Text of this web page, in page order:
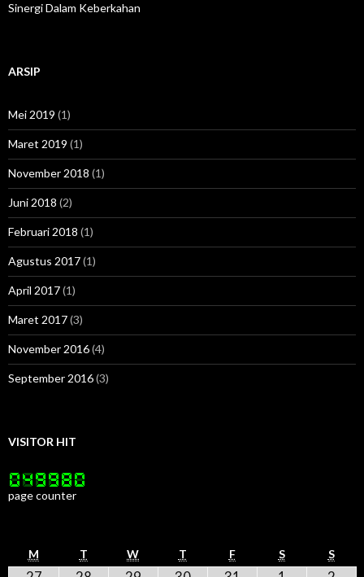
Sinergi Dalam Keberkahan
ARSIP
Mei 2019 (1)
Maret 2019 (1)
November 2018 (1)
Juni 2018 (2)
Februari 2018 (1)
Agustus 2017(1)
April 2017(1)
Maret 2017(3)
November 2016(4)
September 2016(3)
VISITOR HIT
page counter
MSENIN TSELASAWRABU TKAMIS FJUMAT SSABTU S